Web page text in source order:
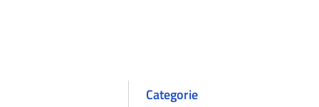
Categorie